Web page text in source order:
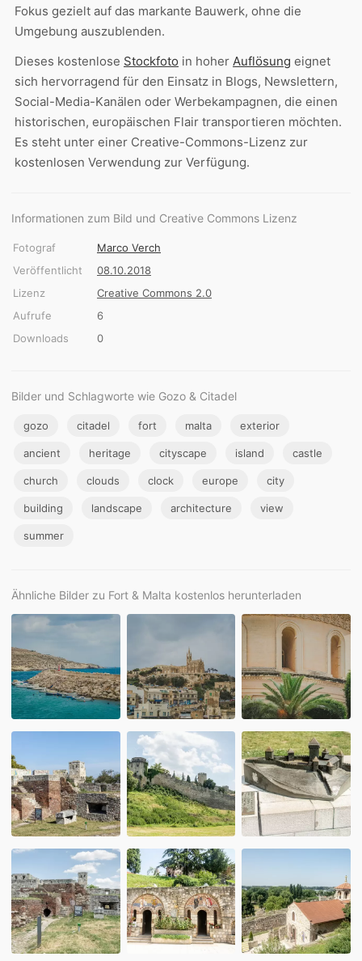
Fokus gezielt auf das markante Bauwerk, ohne die
Umgebung auszublenden.
Dieses kostenlose Stockfoto in hoher Auflösung eignet
sich hervorragend für den Einsatz in Blogs, Newslettern,
Social-Media-Kanälen oder Werbekampagnen, die einen
historischen, europäischen Flair transportieren möchten.
Es steht unter einer Creative-Commons-Lizenz zur
kostenlosen Verwendung zur Verfügung.
Informationen zum Bild und Creative Commons Lizenz
Fotograf
Marco Verch
Veröffentlicht
08.10.2018
Lizenz
Creative Commons 2.0
Aufrufe
6
Downloads
0
Bilder und Schlagworte wie Gozo & Citadel
gozo citadel fort malta exterior
ancient heritage cityscape island castle
church clouds clock europe city
building landscape architecture view
summer
Ähnliche Bilder zu Fort & Malta kostenlos herunterladen